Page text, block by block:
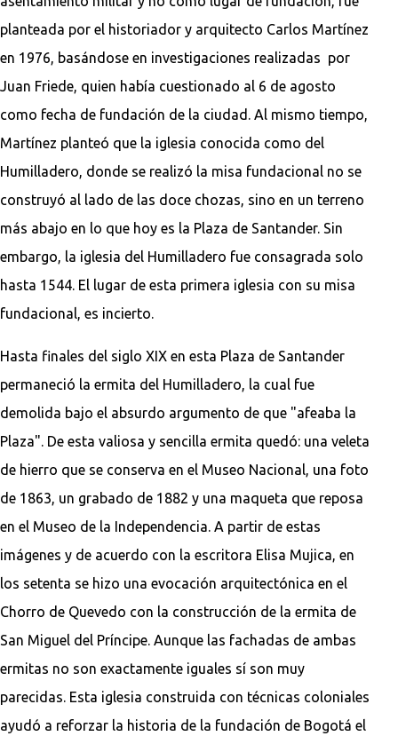
planteada por el historiador y arquitecto Carlos Martínez
en 1976, basándose en investigaciones realizadas por
Juan Friede, quien había cuestionado al 6 de agosto
como fecha de fundación de la ciudad. Al mismo tiempo,
Martínez planteó que la iglesia conocida como del
Humilladero, donde se realizó la misa fundacional no se
construyó al lado de las doce chozas, sino en un terreno
más abajo en lo que hoy es la Plaza de Santander. Sin
embargo, la iglesia del Humilladero fue consagrada solo
hasta 1544. El lugar de esta primera iglesia con su misa
fundacional, es incierto.
Hasta finales del siglo XIX en esta Plaza de Santander
permaneció la ermita del Humilladero, la cual fue
demolida bajo el absurdo argumento de que "afeaba la
Plaza". De esta valiosa y sencilla ermita quedó: una veleta
de hierro que se conserva en el Museo Nacional, una foto
de 1863, un grabado de 1882 y una maqueta que reposa
en el Museo de la Independencia. A partir de estas
imágenes y de acuerdo con la escritora Elisa Mujica, en
los setenta se hizo una evocación arquitectónica en el
Chorro de Quevedo con la construcción de la ermita de
San Miguel del Príncipe. Aunque las fachadas de ambas
ermitas no son exactamente iguales sí son muy
parecidas. Esta iglesia construida con técnicas coloniales
ayudó a reforzar la historia de la fundación de Bogotá el